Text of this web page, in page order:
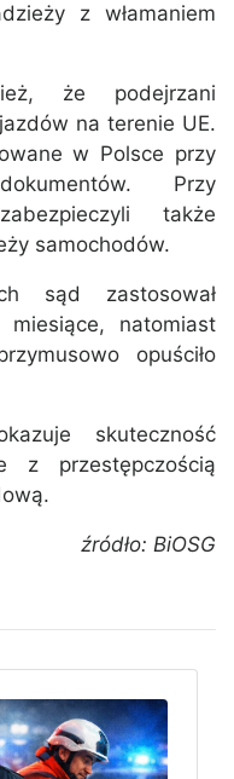
z włamaniem
że podejrzani
na terenie UE.
w Polsce przy
Przy
także
samochodów.
sąd zastosował
natomiast
opuściło
skuteczność
z przestępczością
źródło: BiOSG